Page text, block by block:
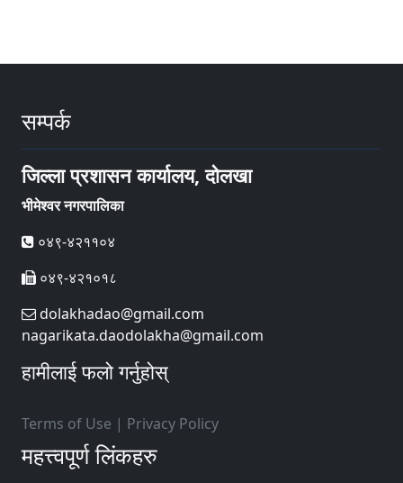
सम्पर्क
जिल्ला प्रशासन कार्यालय, दोलखा
भीमेश्वर नगरपालिका
०४९-४२११०४
०४९-४२१०१८
dolakhadao@gmail.com
nagarikata.daodolakha@gmail.com
हामीलाई फलो गर्नुहोस्
Terms of Use | Privacy Policy
महत्त्वपूर्ण लिंकहरु